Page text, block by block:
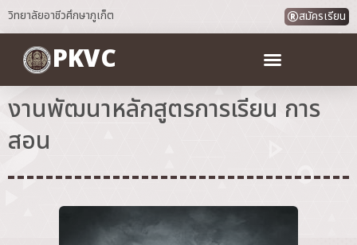
วิทยาลัยอาชีวศึกษาภูเก็ต สมัครเรียน
PKVC
งานพัฒนาหลักสูตรการเรียน การ
สอน